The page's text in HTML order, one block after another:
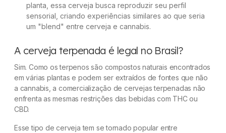
planta, essa cerveja busca reproduzir seu perfil
sensorial, criando experiências similares ao que seria
um "blend" entre cerveja e cannabis.
A cerveja terpenada é legal no Brasil?
Sim. Como os terpenos são compostos naturais encontrados
em várias plantas e podem ser extraídos de fontes que não
a cannabis, a comercialização de cervejas terpenadas não
enfrenta as mesmas restrições das bebidas com THC ou
CBD.
Esse tipo de cerveja tem se tornado popular entre